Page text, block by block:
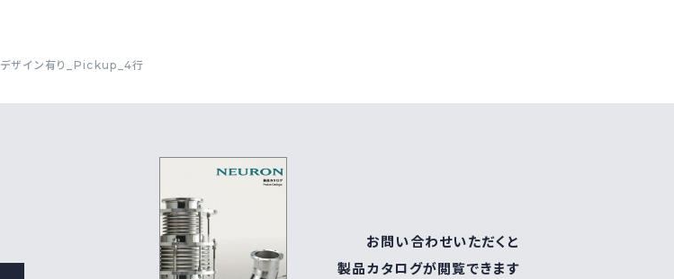
デザイン有り_Pickup_4行
お問い合わせいただくと
製品カタログが閲覧できます